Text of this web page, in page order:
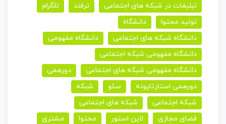
تبلیغات در شبکه های اجتماعی
ترفند
تلگرام
تولید محتوا
دانشگاه
دانشگاه شبکه های اجتماعی
دانشگاه مفهومی
دانشگاه مفهومی شبکه اجتماعی
دانشگاه مفهومی شبکه های اجتماعی
دورهمی
دورهمی استارتاپونه
سئو
شبکه
شبکه اجتماعی
شبکه های اجتماعی
فضای مجازی
لاین استور محتوا
مشتری